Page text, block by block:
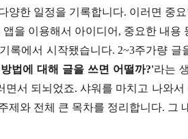
양한 일정을 기록합니다. 이러면 중
을 이용해서 아이디어, 중요한 내
록에서 시작됐습니다. 2~3주가량
법에 대해 글을 쓰면 어떨까?'라는
서 되뇌었죠. 샤워를 마치고 나와
제와 전체 큰 목차를 정리합니다. 그